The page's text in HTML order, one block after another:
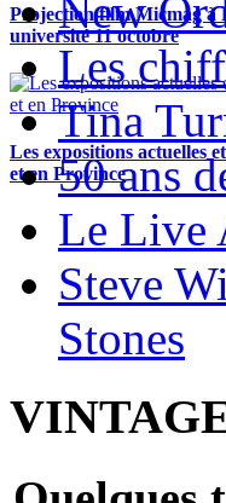
Projection film Micmag à
université 11 octobre
Les expositions actuelles
et en Province
New
Les
Tina
50 ans
Le Live
Steve
Stones